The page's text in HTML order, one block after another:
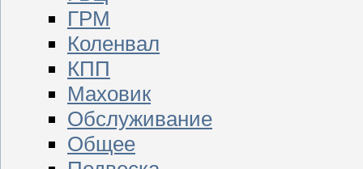
ГРМ
Коленвал
КПП
Маховик
Обслуживание
Общее